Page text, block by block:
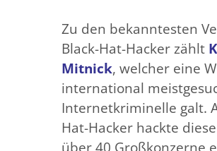
Zu den bekanntesten
Black-Hat-Hacker zählt
Mitnick, welcher eine
international
Internetkriminelle galt.
Hat-Hacker hackte